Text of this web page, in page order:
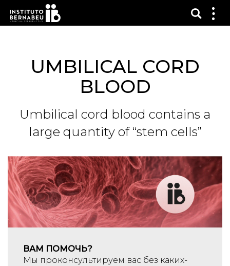
UMBILICAL CORD
BLOOD
Umbilical cord blood contains a
large quantity of “stem cells”
ВАМ ПОМОЧЬ?
Мы проконсультируем вас без каких-